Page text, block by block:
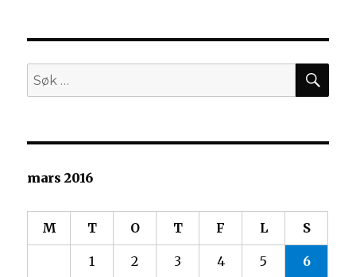
Søk
etter:
mars 2016
M T O T F L S
1 2 3 4 5 6